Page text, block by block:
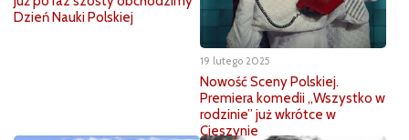
Dzień Nauki Polskiej
19 lutego 2025
Nowość Sceny Polskiej.
Premiera komedii „Wszystko w
rodzinie” już wkrótce w
Cieszynie